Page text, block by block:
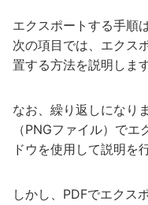
エクスポートする手順
次の項目では、エクス
置する方法を説明します
なお、繰り返しになり
（PNGファイル）で
ドウを使用して説明を
しかし、PDFでエクス